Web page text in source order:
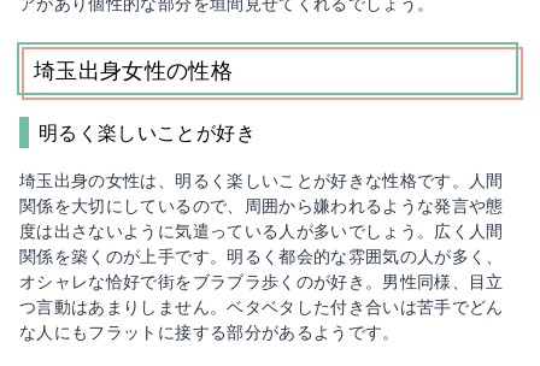
埼玉出身女性の性格
明るく楽しいことが好き
埼玉出身の女性は、明るく楽しいことが好きな性格です。人間
関係を大切にしているので、周囲から嫌われるような発言や態
度は出さないように気遣っている人が多いでしょう。広く人間
関係を築くのが上手です。明るく都会的な雰囲気の人が多く、
オシャレな恰好で街をブラブラ歩くのが好き。男性同様、目立
つ言動はあまりしません。ベタベタした付き合いは苦手でどん
な人にもフラットに接する部分があるようです。